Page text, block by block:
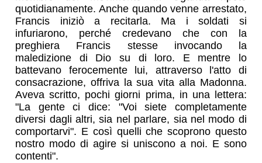
quotidianamente. Anche quando venne arrestato,
Francis iniziò a recitarla. Ma i soldati si
infuriarono, perché credevano che con la
preghiera Francis stesse invocando la
maledizione di Dio su di loro. E mentre lo
battevano ferocemente lui, attraverso l'atto di
consacrazione, offriva la sua vita alla Madonna.
Aveva scritto, pochi giorni prima, in una lettera:
"La gente ci dice: "Voi siete completamente
diversi dagli altri, sia nel parlare, sia nel modo di
comportarvi". E così quelli che scoprono questo
nostro modo di agire si uniscono a noi. E sono
contenti".